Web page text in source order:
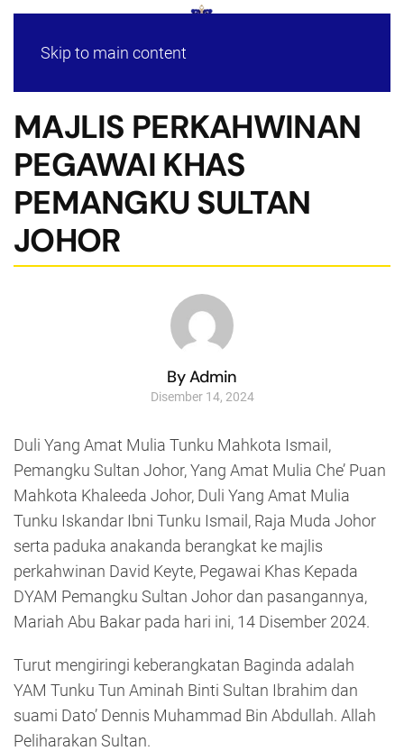
Skip to main content
MAJLIS PERKAHWINAN
PEGAWAI KHAS
PEMANGKU SULTAN
JOHOR
By Admin
Disember 14, 2024
Duli Yang Amat Mulia Tunku Mahkota Ismail,
Pemangku Sultan Johor, Yang Amat Mulia Che’ Puan
Mahkota Khaleeda Johor, Duli Yang Amat Mulia
Tunku Iskandar Ibni Tunku Ismail, Raja Muda Johor
serta paduka anakanda berangkat ke majlis
perkahwinan David Keyte, Pegawai Khas Kepada
DYAM Pemangku Sultan Johor dan pasangannya,
Mariah Abu Bakar pada hari ini, 14 Disember 2024.
Turut mengiringi keberangkatan Baginda adalah
YAM Tunku Tun Aminah Binti Sultan Ibrahim dan
suami Dato’ Dennis Muhammad Bin Abdullah. Allah
Peliharakan Sultan.